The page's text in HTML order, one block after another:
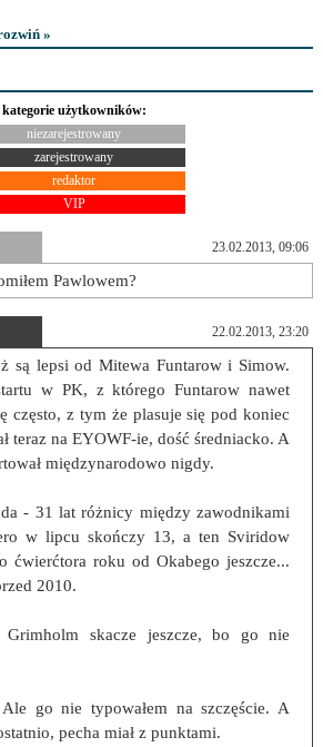
»
kategorie użytkowników:
niezarejestrowany
zarejestrowany
redaktor
VIP
23.02.2013, 09:06
Pawlowem?
22.02.2013, 23:20
są lepsi od Mitewa Funtarow i Simow.
w PK, z którego Funtarow nawet
często, z tym że plasuje się pod koniec
teraz na EYOWF-ie, dość średniacko. A
międzynarodowo nigdy.
- 31 lat różnicy między zawodnikami
w lipcu skończy 13, a ten Sviridow
ćwierćtora roku od Okabego jeszcze...
2010.
skacze jeszcze, bo go nie
go nie typowałem na szczęście. A
pecha miał z punktami.